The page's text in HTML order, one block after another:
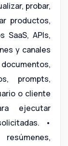
probar,
productos,
SaaS, APIs,
y canales
prompts,
o cliente
ejecutar
•